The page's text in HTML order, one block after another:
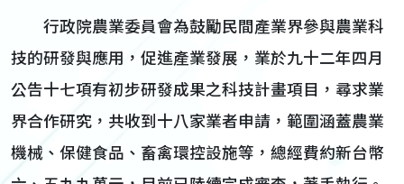
行政院農業委員會為鼓勵民間產業界參與農業科
技的研發與應用，促進產業發展，業於九十二年四月
公告十七項有初步研發成果之科技計畫項目，尋求業
界合作研究，共收到十八家業者申請，範圍涵蓋農業
機械、保健食品、畜禽環控設施等，總經費約新台幣